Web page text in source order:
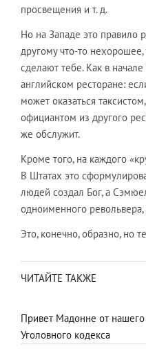
просвещения и т. д.
Но на Западе это правило
другому что-то
сделают тебе. Как в
английском ресторане:
может оказаться
официантом из другого
же обслужит.
Кроме того, на каждого
В Штатах это
людей создал Бог, а
одноименного
Это, конечно, образно, но
ЧИТАЙТЕ ТАКЖЕ
Привет Мадонне от нашего
Уголовного кодекса